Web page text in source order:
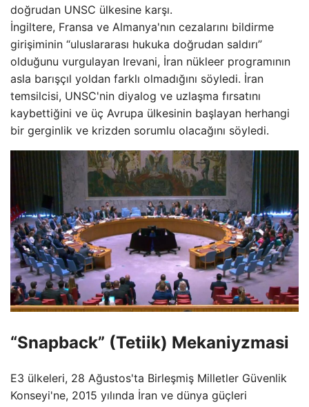
doğrudan UNSC ülkesine karşı.
İngiltere, Fransa ve Almanya'nın cezalarını bildirme
girişiminin “uluslararası hukuka doğrudan saldırı”
olduğunu vurgulayan Irevani, İran nükleer programının
asla barışçıl yoldan farklı olmadığını söyledi. İran
temsilcisi, UNSC'nin diyalog ve uzlaşma fırsatını
kaybettiğini ve üç Avrupa ülkesinin başlayan herhangi
bir gerginlik ve krizden sorumlu olacağını söyledi.
“Snapback” (Tetiik) Mekaniyzmasi
E3 ülkeleri, 28 Ağustos'ta Birleşmiş Milletler Güvenlik
Konseyi'ne, 2015 yılında İran ve dünya güçleri